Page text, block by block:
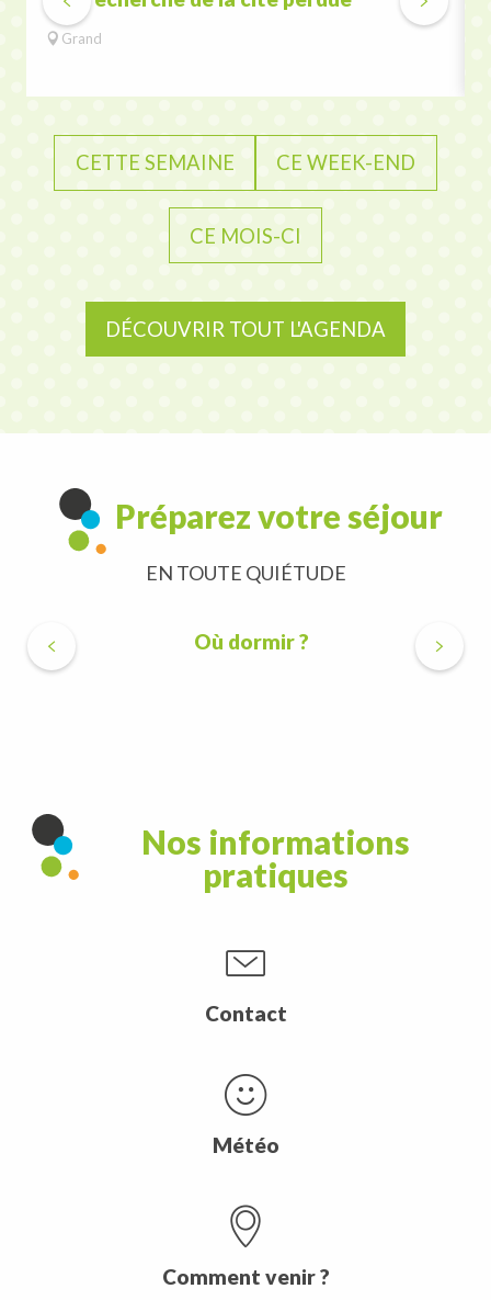
Grand
CETTE SEMAINE CE WEEK-END
CE MOIS-CI
DÉCOUVRIR TOUT L'AGENDA
Préparez votre séjour
EN TOUTE QUIÉTUDE
Où dormir ?
Nos informations
pratiques
Contact
Météo
Comment venir ?